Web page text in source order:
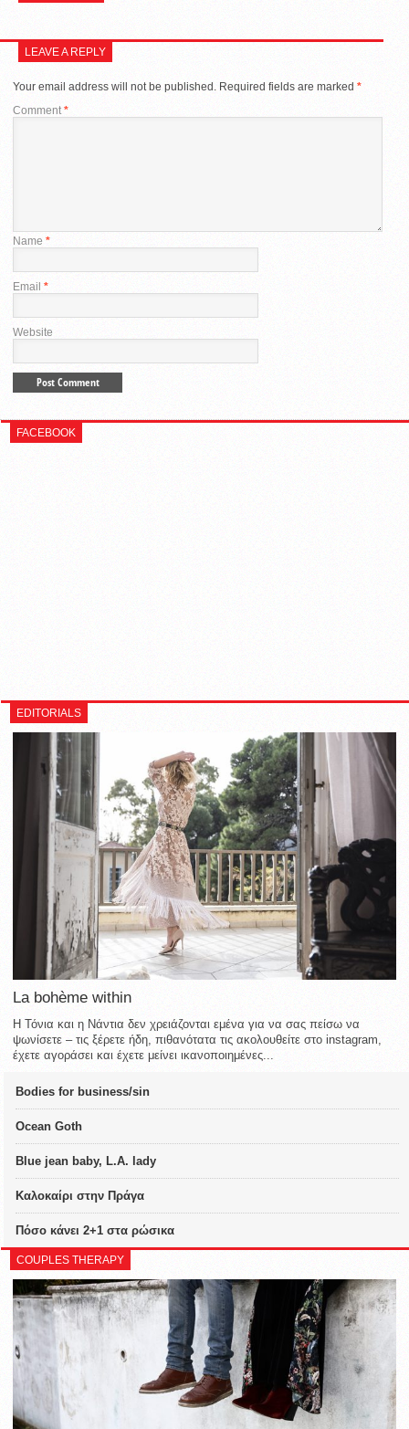
LEAVE A REPLY
Your email address will not be published. Required fields are marked *
Comment*
Name *
Email *
Website
FACEBOOK
EDITORIALS
La bohème within
Η Τόνια και η Νάντια δεν χρειάζονται εμένα για να σας πείσω να
ψωνίσετε – τις ξέρετε ήδη, πιθανότατα τις ακολουθείτε στο instagram,
έχετε αγοράσει και έχετε μείνει ικανοποιημένες...
Bodies for business/sin
Ocean Goth
Blue jean baby, L.A. lady
Καλοκαίρι στην Πράγα
Πόσο κάνει 2+1 στα ρώσικα
COUPLES THERAPY